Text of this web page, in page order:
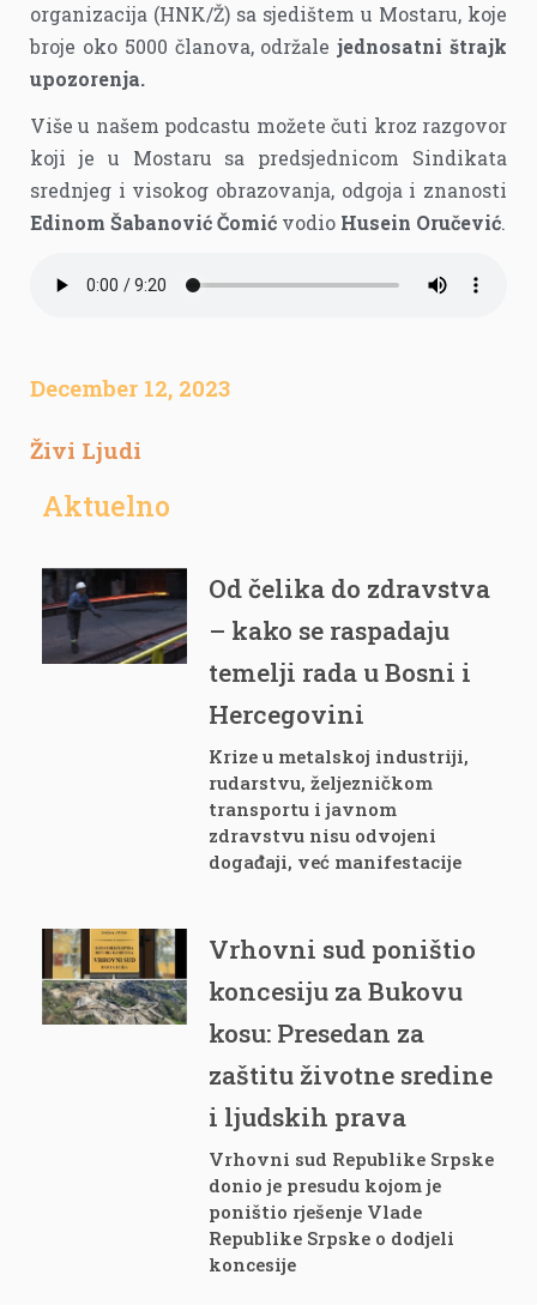
organizacija (HNK/Ž) sa sjedištem u Mostaru, koje
broje oko 5000 članova, održalejednosatni štrajk
upozorenja.
Više u našem podcastu možete čuti kroz razgovor
koji je u Mostaru sa predsjednicom Sindikata
srednjeg i visokog obrazovanja, odgoja i znanosti
Edinom Šabanović Čomić vodio Husein Oručević.
December 12, 2023
Živi Ljudi
Aktuelno
Od čelika do zdravstva
– kako se raspadaju
temelji rada u Bosni i
Hercegovini
Krize u metalskoj industriji,
rudarstvu, željezničkom
transportu i javnom
zdravstvu nisu odvojeni
događaji, već manifestacije
Vrhovni sud poništio
koncesiju za Bukovu
kosu: Presedan za
zaštitu životne sredine
i ljudskih prava
Vrhovni sud Republike Srpske
donio je presudu kojom je
poništio rješenje Vlade
Republike Srpske o dodjeli
koncesije